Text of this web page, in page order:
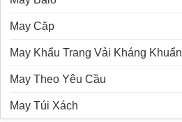
May Cặp
May Khẩu Trang Vải Kháng Khuẩn
May Theo Yêu Cầu
May Túi Xách